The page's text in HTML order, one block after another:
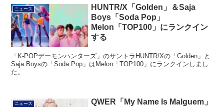
ニュース
HUNTR/X「Golden」＆Saja
Boys「Soda Pop」
Melon「TOP100」にランクイン
する
「K-POPデーモンハンターズ」のサントラHUNTR/Xの「Golden」と
Saja Boysの「Soda Pop」はMelon「TOP100」にランクインしまし
た。
ニュース
QWER「My Name Is Malguem」